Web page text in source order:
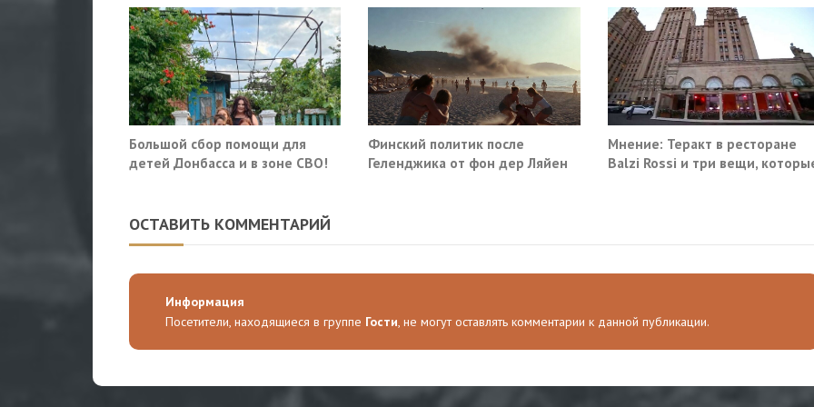
Большой сбор помощи для
детей Донбасса и в зоне СВО!
Финский политик после
Геленджика от фон дер Ляйен
Мнение: Теракт в ресторане
Balzi Rossi и три вещи,
ОСТАВИТЬ КОММЕНТАРИЙ
Информация
Посетители, находящиеся в группе Гости, не могут оставлять комментарии к данной публикации.